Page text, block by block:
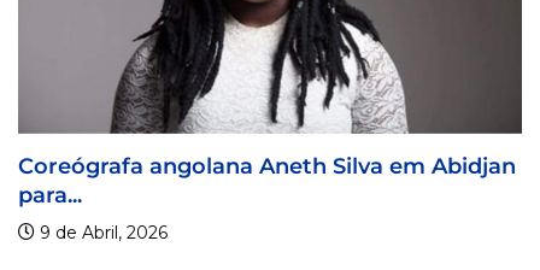
Aneth Silva em Abidjan Visa For Music